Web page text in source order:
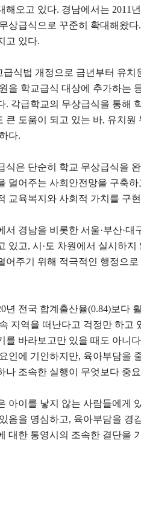
해오고 있다. 경남에서는 2011
상급식으로 꾸준히 확대해왔다
고 있다.
급식법 개정으로 금년부터 유
을 학교급식 대상에 추가하는
. 각급학교의 무상급식을 통해
큰 도움이 되고 있는 바, 유치원
다.
식은 단순히 학교 무상급식을
덜어주는 사회안전망을 구축하
교육복지와 사회적 가치를 구
서 경남을 비롯한 서울·부산·대
있고, 시 · 도 차원에서 실시하지
어주기 위해 적극적인 행정으
년 전국 합계출산율(0.84)보다
지역을 떠난다고 걱정만 하고
를 바라보고만 있을 때도 아니다
인에 기인하지만, 육아부담을
나 조속한 실행이 무엇보다 중
아이를 낳지 않는 사람들에게
음을 명심하고, 육아부담을 경
대한 통영시의 조속한 결단을